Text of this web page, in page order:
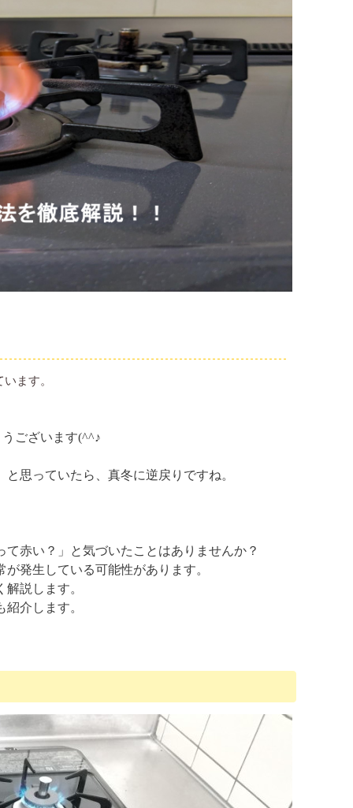
ます。
ございます(^^♪
思っていたら、真冬に逆戻りですね。
赤い？」と気づいたことはありませんか？
発生している可能性があります。
解説します。
介します。